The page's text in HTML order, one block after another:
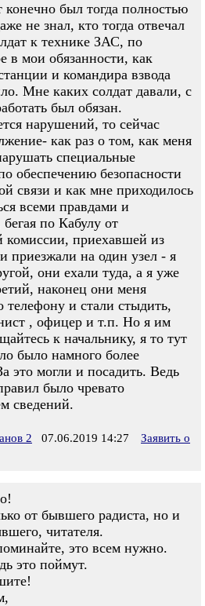
конечно был тогда полностью
не знал, кто тогда отвечал
к технике ЗАС, по
в мои обязанности, как
и командира взвода
Мне каких солдат давали, с
был обязан.
нарушений, то сейчас
как раз о том, как меня
специальные
обеспечению безопасности
связи и как мне приходилось
всеми правдами и
по Кабулу от
комиссии, приехавшей из
на один узел - я
они ехали туда, а я уже
наконец они меня
телефону и стали стыдить,
, офицер и т.п. Но я им
к начальнику, я то тут
было намного более
это могли и посадить. Ведь
было чревато
сведений.
2 07.06.2019 14:27
Заявить о
от бывшего радиста, но и
читателя.
это всем нужно.
это поймут.